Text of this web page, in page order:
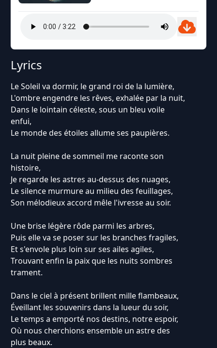
Lyrics
Le Soleil va dormir, le grand roi de la lumière,
L'ombre engendre les rêves, exhalée par la nuit,
Dans le lointain céleste, sous un bleu voile
enfui,
Le monde des étoiles allume ses paupières.
La nuit pleine de sommeil me raconte son
histoire,
Je regarde les astres au-dessus des nuages,
Le silence murmure au milieu des feuillages,
Son mélodieux accord mêle l'ivresse au soir.
Une brise légère rôde parmi les arbres,
Puis elle va se poser sur les branches fragiles,
Et s'envole plus loin sur ses ailes agiles,
Trouvant enfin la paix que les nuits sombres
trament.
Dans le ciel à présent brillent mille flambeaux,
Éveillant les souvenirs dans la lueur du soir,
Le temps a emporté nos destins, notre espoir,
Où nous cherchions ensemble un astre des
plus beaux.